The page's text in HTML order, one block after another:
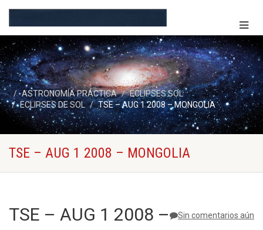
ASTRONOMÍA PRÁCTICA
ECLIPSES SOL
ECLIPSES DE SOL
TSE – AUG 1 2008 – MONGOLIA
TSE – AUG 1 2008 – MONGOLIA
Sin comentarios aún
TSE – AUG 1 2008 –